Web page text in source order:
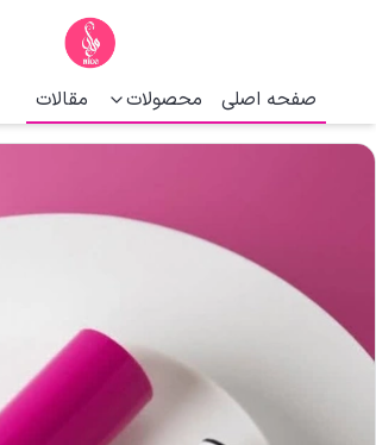
صفحه اصلی محصولات مقالات